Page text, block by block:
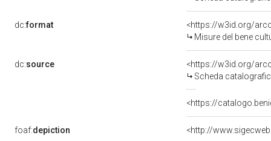
dc:format
<https://w3id.org/
Misure del bene
dc:source
<https://w3id.org/
Scheda
<https://
foaf:depiction <http://